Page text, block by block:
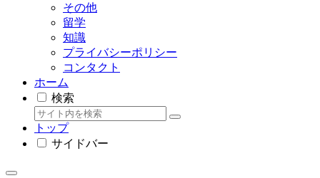
その他
留学
知識
プライバシーポリシー
コンタクト
ホーム
検索
トップ
サイドバー